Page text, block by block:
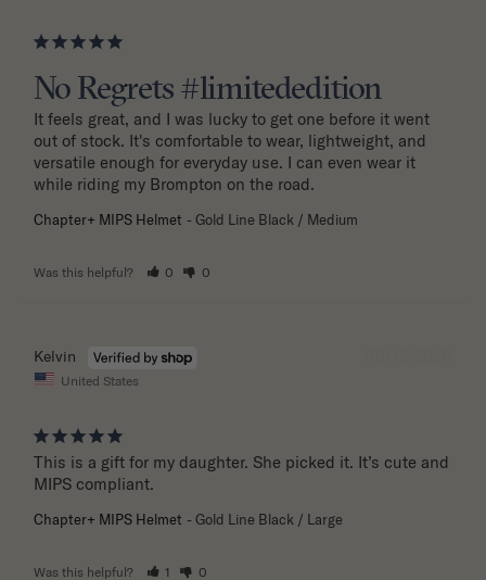
No Regrets #limitededition
It feels great, and I was lucky to get one before it went
out of stock. It's comfortable to wear, lightweight, and
versatile enough for everyday use. I can even wear it
while riding my Brompton on the road.
Chapter+ MIPS Helmet Gold Line Black / Medium
Was this helpful? 0 0
Kelvin
United States
This is a gift for my daughter. She picked it. It’s cute and
MIPS compliant.
Chapter+ MIPS Helmet Gold Line Black / Large
Was this helpful? 1 0